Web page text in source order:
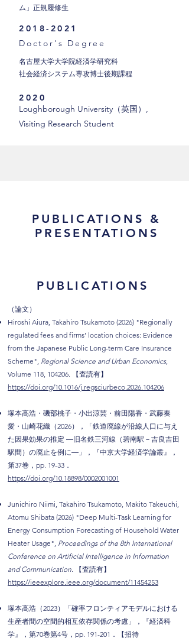
ム」正規履修生
2018-2021
Doctor's Degree
名古屋大学大学院経済学研究科
社会経済システム専攻博士後期課程
2020
Loughborough University（英国）,
Visiting Research Student
PUBLICATIONS &
PRESENTATIONS
PUBLICATIONS
（論文）
Hiroshi Aiura, Takahiro Tsukamoto (2026) "Regionally
regulated fees and firms’ location choices: Evidence
from the Japanese Public Long-term Care Insurance
Scheme", Regional Science and Urban Economics,
Volume 118, 104206. 【査読有】
https://doi.org/10.1016/j.regsciurbeco.2026.104206
塚本高浩・磯部桃子・小出涼芸・前田陽香・武藤奏
愛・山崎花織（2026），「鉄道廃線が沿線人口に与え
た因果効果の推定 ―旧名鉄三河線（碧南駅－吉良吉田
駅間）の廃止を例に―」，『中京大学経済学論叢』，
第37巻， pp. 19-33．
https://doi.org/10.18898/0002001001
Junichiro Niimi, Takahiro Tsukamoto, Makito Takeuchi,
Atomu Shibata (2026) "Deep Multi-Task Learning for
Energy Consumption Forecasting of Household Water
Heater Usage", Proceedings of the 8th International
Conference on Artificial Intelligence in Information
and Communication. 【査読有】
https://ieeexplore.ieee.org/document/11454253
塚本高浩（2023）「確率フロンティアモデルにおける
生産者間の空間的相互依存関係の考慮」，『経済科
学』，第70巻第4号， pp. 191-201．【招待